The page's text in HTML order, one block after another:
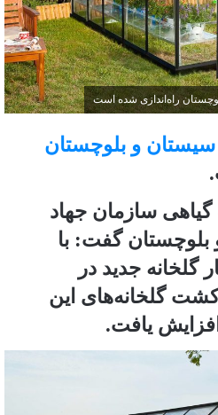
سیستان‌ و بلوچستان
گیاهی سازمان جهاد
گفت: با
شدن ۲۵ هکتار گلخانه جدید در
گلخانه‌های این